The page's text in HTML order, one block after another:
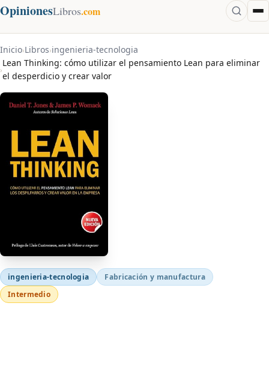
OpinionesLibros.com
Inicio›Libros›ingenieria-tecnologia
›
Lean Thinking: cómo utilizar el pensamiento Lean para eliminar
el desperdicio y crear valor
ingenieria-tecnologia
Fabricación y manufactura
Intermedio